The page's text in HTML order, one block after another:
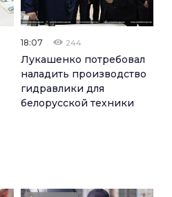
18:07 244
Лукашенко потребовал
наладить производство
гидравлики для
белорусской техники